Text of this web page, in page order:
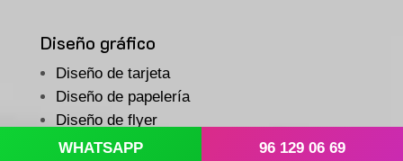
Diseño gráfico
Diseño de tarjeta
Diseño de papelería
Diseño de flyer
Diseño de díptico
WHATSAPP 96 129 06 69